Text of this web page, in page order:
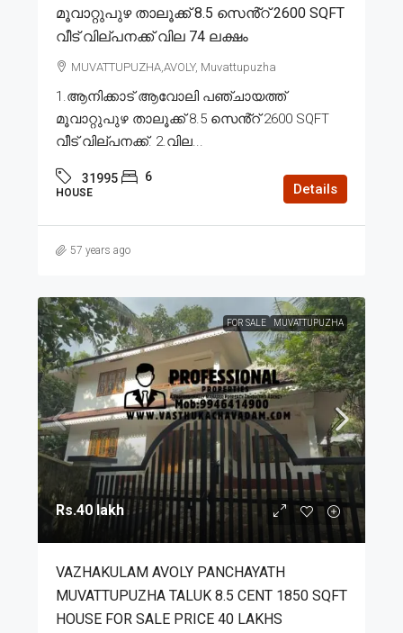
മൂവാറ്റുപുഴ താലൂക്ക് 8.5 സെൻ്റ് 2600 SQFT
വീട് വില്പനക്ക് വില 74 ലക്ഷം
MUVATTUPUZHA,AVOLY, Muvattupuzha
1.ആനിക്കാട് ആവോലി പഞ്ചായത്ത്
മൂവാറ്റുപുഴ താലൂക്ക് 8.5 സെൻ്റ് 2600 SQFT
വീട് വില്പനക്ക്. 2.വില...
31995 6
HOUSE Details
57 years ago
FOR SALE MUVATTUPUZHA
Rs.40 lakh
VAZHAKULAM AVOLY PANCHAYATH
MUVATTUPUZHA TALUK 8.5 CENT 1850 SQFT
HOUSE FOR SALE PRICE 40 LAKHS